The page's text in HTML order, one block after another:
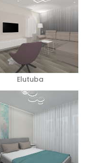
Elutuba